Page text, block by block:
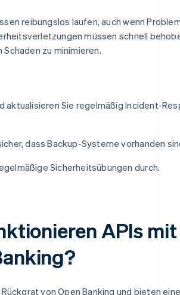
reibungslos laufen, auch wenn
müssen schnell
Schaden zu minimieren.
aktualisieren Sie regelmäßig Incident-
dass Backup-Systeme vorhanden
Sicherheitsübungen durch.
APIs mit
von Open Banking und bieten